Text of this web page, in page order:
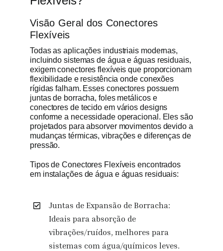
Visão Geral dos Conectores
Flexíveis
Todas as aplicações industriais modernas,
incluindo sistemas de água e águas residuais,
exigem conectores flexíveis que proporcionam
flexibilidade e resistência onde conexões
rígidas falham. Esses conectores possuem
juntas de borracha, foles metálicos e
conectores de tecido em vários designs
conforme a necessidade operacional. Eles são
projetados para absorver movimentos devido a
mudanças térmicas, vibrações e diferenças de
pressão.
Tipos de Conectores Flexíveis encontrados
em instalações de água e águas residuais:
Juntas de Expansão de Borracha:
Ideais para absorção de
vibrações/ruídos, melhores para
sistemas com água/químicos leves.